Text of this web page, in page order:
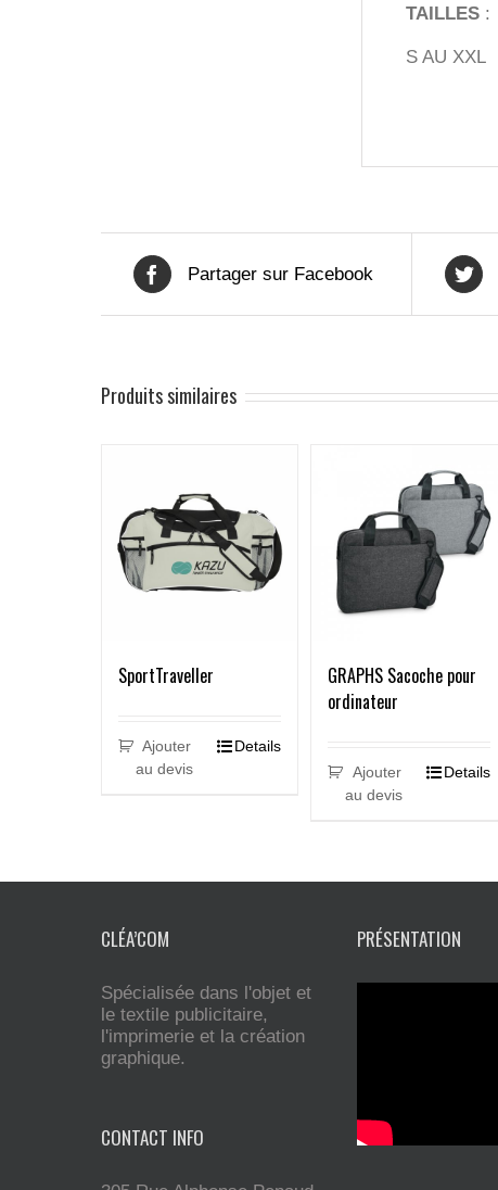
TAILLES:
S AU XXL
Partager sur Facebook
Produits similaires
SportTraveller
Ajouter
au devis
Details
GRAPHS Sacoche pour
ordinateur
Ajouter
au devis
Details
CLÉA’COM
Spécialisée dans l'objet et
le textile publicitaire,
l'imprimerie et la création
graphique.
CONTACT INFO
PRÉSENTATION